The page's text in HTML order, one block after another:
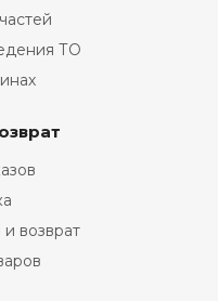
ТО
возврат